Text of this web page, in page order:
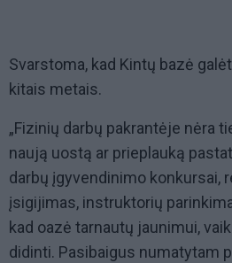
Svarstoma, kad Kintų bazė
kitais metais.
„Fizinių darbų pakrantėje nėra
naują uostą ar prieplauką
darbų įgyvendinimo konkursai,
įsigijimas, instruktorių
kad oazė tarnautų jaunimui,
didinti. Pasibaigus numatytam